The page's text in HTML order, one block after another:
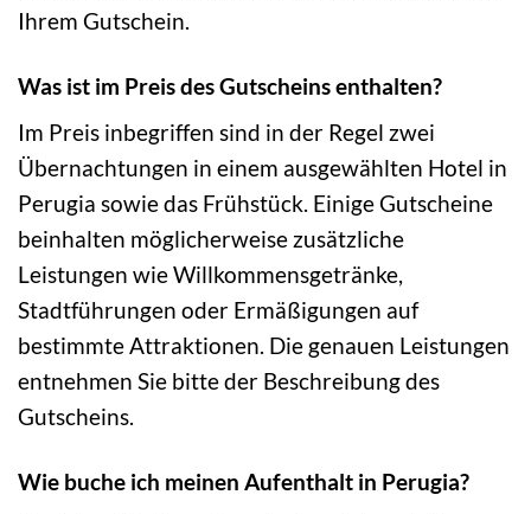
Ihrem Gutschein.
Was ist im Preis des Gutscheins enthalten?
Im Preis inbegriffen sind in der Regel zwei
Übernachtungen in einem ausgewählten Hotel in
Perugia sowie das Frühstück. Einige Gutscheine
beinhalten möglicherweise zusätzliche
Leistungen wie Willkommensgetränke,
Stadtführungen oder Ermäßigungen auf
bestimmte Attraktionen. Die genauen Leistungen
entnehmen Sie bitte der Beschreibung des
Gutscheins.
Wie buche ich meinen Aufenthalt in Perugia?